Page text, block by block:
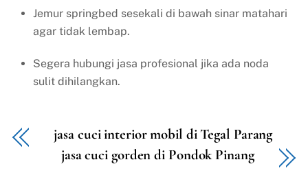
Jemur springbed sesekali di bawah sinar matahari
agar tidak lembap.
Segera hubungi jasa profesional jika ada noda
sulit dihilangkan.
jasa cuci interior mobil di Tegal Parang
jasa cuci gorden di Pondok Pinang